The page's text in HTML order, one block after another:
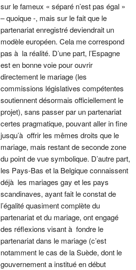
sur le fameux « séparé n’est pas égal »
– quoique -, mais sur le fait que le
partenariat enregistré deviendrait un
modèle européen. Cela me correspond
pas à la réalité. D’une part, l’Espagne
est en bonne voie pour ouvrir
directement le mariage (les
commissions législatives compétentes
soutiennent désormais officiellement le
projet), sans passer par un partenariat
certes pragmatique, pouvant aller in fine
jusqu’à offrir les mêmes droits que le
mariage, mais restant de seconde zone
du point de vue symbolique. D’autre part,
les Pays-Bas et la Belgique connaissent
déjà les mariages gay et les pays
scandinaves, ayant fait le constat de
l’égalité quasiment complète du
partenariat et du mariage, ont engagé
des réflexions visant à fondre le
partenariat dans le mariage (c’est
notamment le cas de la Suède, dont le
gouvernement a institué en début